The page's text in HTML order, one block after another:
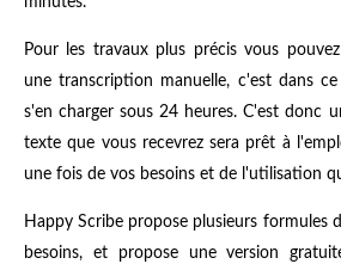
Pour les travaux plus précis vous
une transcription manuelle, c'est dans
s'en charger sous 24 heures. C'est donc
texte que vous recevrez sera prêt à
une fois de vos besoins et de l'utilisation
Happy Scribe propose plusieurs formules
besoins, et propose une version